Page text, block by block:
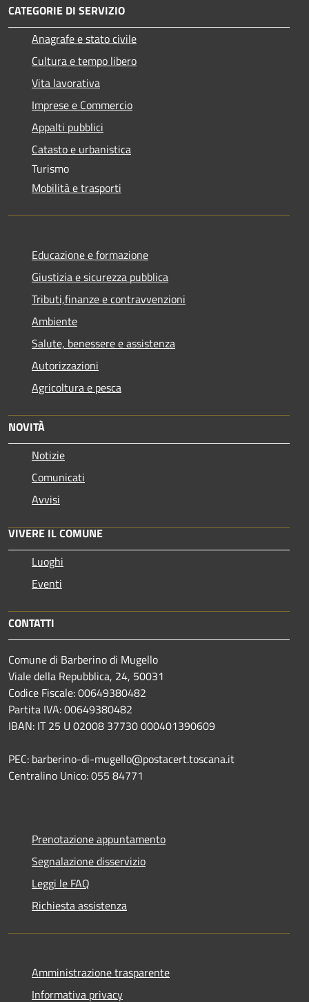
CATEGORIE DI SERVIZIO
Anagrafe e stato civile
Cultura e tempo libero
Vita lavorativa
Imprese e Commercio
Appalti pubblici
Catasto e urbanistica
Turismo
Mobilità e trasporti
Educazione e formazione
Giustizia e sicurezza pubblica
Tributi,finanze e contravvenzioni
Ambiente
Salute, benessere e assistenza
Autorizzazioni
Agricoltura e pesca
NOVITÀ
Notizie
Comunicati
Avvisi
VIVERE IL COMUNE
Luoghi
Eventi
CONTATTI
Comune di Barberino di Mugello
Viale della Repubblica, 24, 50031
Codice Fiscale: 00649380482
Partita IVA: 00649380482
IBAN: IT 25 U 02008 37730 000401390609
PEC: barberino-di-mugello@postacert.toscana.it
Centralino Unico: 055 84771
Prenotazione appuntamento
Segnalazione disservizio
Leggi le FAQ
Richiesta assistenza
Amministrazione trasparente
Informativa privacy